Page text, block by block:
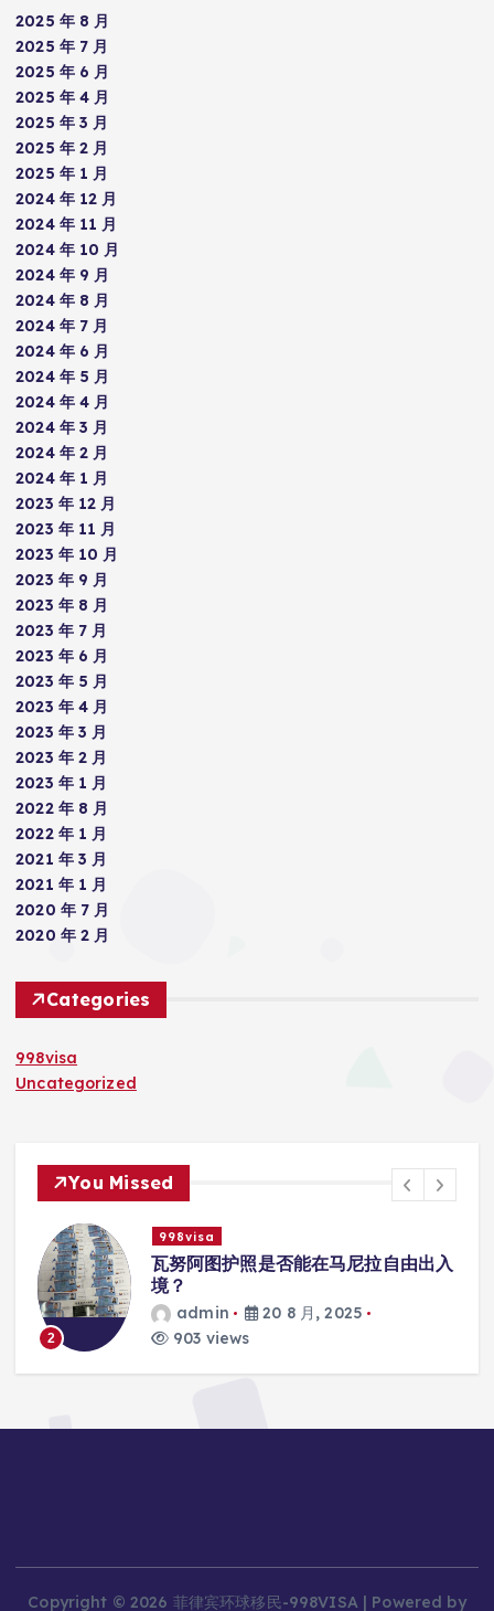
2025 年 8 月
2025 年 7 月
2025 年 6 月
2025 年 4 月
2025 年 3 月
2025 年 2 月
2025 年 1 月
2024 年 12 月
2024 年 11 月
2024 年 10 月
2024 年 9 月
2024 年 8 月
2024 年 7 月
2024 年 6 月
2024 年 5 月
2024 年 4 月
2024 年 3 月
2024 年 2 月
2024 年 1 月
2023 年 12 月
2023 年 11 月
2023 年 10 月
2023 年 9 月
2023 年 8 月
2023 年 7 月
2023 年 6 月
2023 年 5 月
2023 年 4 月
2023 年 3 月
2023 年 2 月
2023 年 1 月
2022 年 8 月
2022 年 1 月
2021 年 3 月
2021 年 1 月
2020 年 7 月
2020 年 2 月
Categories
998visa
Uncategorized
You Missed
拉自由出入
3
瓦努阿图护照是否能在马尼拉
admin
20 8 月, 2025
Copyright © 2026 菲律宾环球移民-998VISA | Powered by